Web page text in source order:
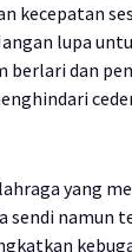
kecepatan
lupa
berlari dan
yang
sendi namun